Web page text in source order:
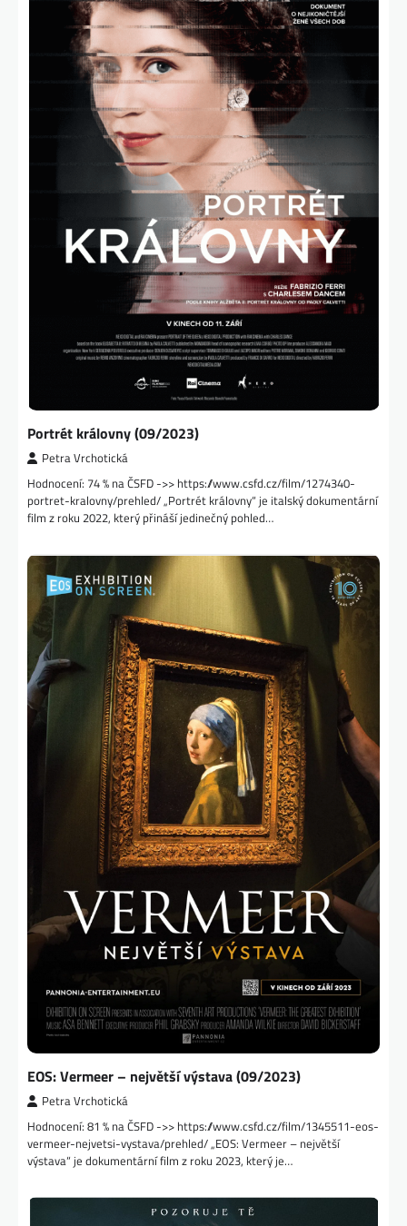
Portrét královny (09/2023)
Petra Vrchotická
Hodnocení: 74 % na ČSFD ->> https://www.csfd.cz/film/1274340-
portret-kralovny/prehled/ „Portrét královny“ je italský dokumentární
film z roku 2022, který přináší jedinečný pohled…
EOS: Vermeer – největší výstava (09/2023)
Petra Vrchotická
Hodnocení: 81 % na ČSFD ->> https://www.csfd.cz/film/1345511-eos-
vermeer-nejvetsi-vystava/prehled/ „EOS: Vermeer – největší
výstava“ je dokumentární film z roku 2023, který je…